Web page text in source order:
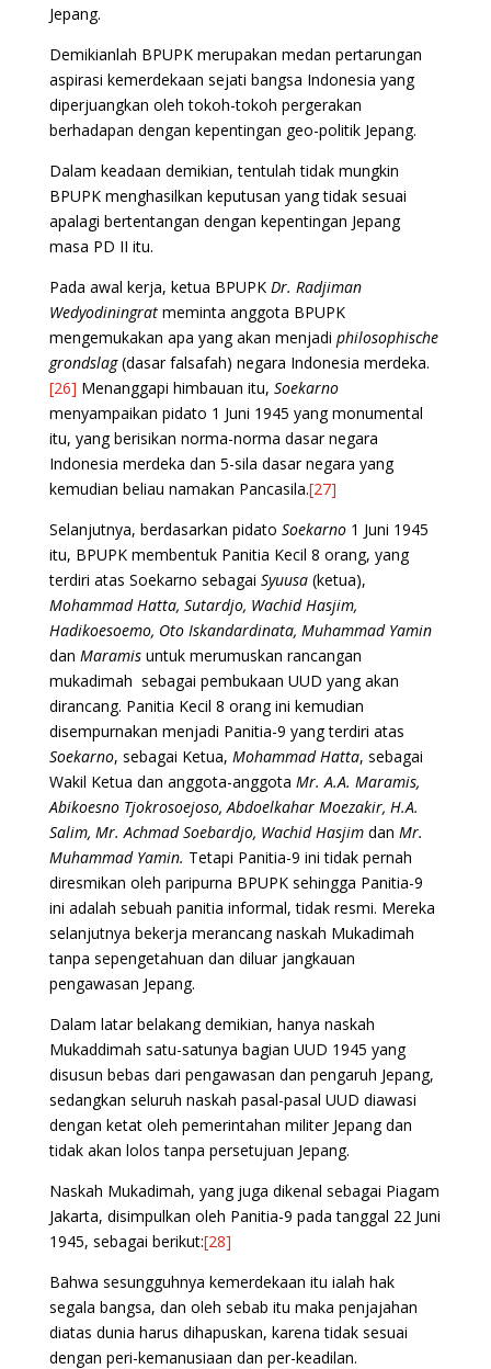
Jepang.
Demikianlah BPUPK merupakan medan pertarungan
aspirasi kemerdekaan sejati bangsa Indonesia yang
diperjuangkan oleh tokoh-tokoh pergerakan
berhadapan dengan kepentingan geo-politik Jepang.
Dalam keadaan demikian, tentulah tidak mungkin
BPUPK menghasilkan keputusan yang tidak sesuai
apalagi bertentangan dengan kepentingan Jepang
masa PD II itu.
Pada awal kerja, ketua BPUPKDr. Radjiman
Wedyodiningratmeminta anggota BPUPK
mengemukakan apa yang akan menjadi philosophische
grondslag(dasar falsafah) negara Indonesia merdeka.
[26] Menanggapi himbauan itu, Soekarno
menyampaikan pidato 1 Juni 1945 yang monumental
itu, yang berisikan norma-norma dasar negara
Indonesia merdeka dan 5-sila dasar negara yang
kemudian beliau namakan Pancasila.[27]
Selanjutnya, berdasarkan pidato Soekarno1 Juni 1945
itu, BPUPK membentuk Panitia Kecil 8 orang, yang
terdiri atas Soekarno sebagai Syuusa(ketua),
Mohammad Hatta, Sutardjo, Wachid Hasjim,
Hadikoesoemo, Oto Iskandardinata, Muhammad Yamin
dan Maramisuntuk merumuskan rancangan
mukadimah sebagai pembukaan UUD yang akan
dirancang. Panitia Kecil 8 orang ini kemudian
disempurnakan menjadi Panitia-9 yang terdiri atas
Soekarno, sebagai Ketua, Mohammad Hatta, sebagai
Wakil Ketua dan anggota-anggota Mr. A.A. Maramis,
Abikoesno Tjokrosoejoso, Abdoelkahar Moezakir, H.A.
Salim, Mr. Achmad Soebardjo, Wachid Hasjim dan Mr.
Muhammad Yamin. Tetapi Panitia-9 ini tidak pernah
diresmikan oleh paripurna BPUPK sehingga Panitia-9
ini adalah sebuah panitia informal, tidak resmi. Mereka
selanjutnya bekerja merancang naskah Mukadimah
tanpa sepengetahuan dan diluar jangkauan
pengawasan Jepang.
Dalam latar belakang demikian, hanya naskah
Mukaddimah satu-satunya bagian UUD 1945 yang
disusun bebas dari pengawasan dan pengaruh Jepang,
sedangkan seluruh naskah pasal-pasal UUD diawasi
dengan ketat oleh pemerintahan militer Jepang dan
tidak akan lolos tanpa persetujuan Jepang.
Naskah Mukadimah, yang juga dikenal sebagai Piagam
Jakarta, disimpulkan oleh Panitia-9 pada tanggal 22 Juni
1945, sebagai berikut:[28]
Bahwa sesungguhnya kemerdekaan itu ialah hak
segala bangsa, dan oleh sebab itu maka penjajahan
diatas dunia harus dihapuskan, karena tidak sesuai
dengan peri-kemanusiaan dan per-keadilan.